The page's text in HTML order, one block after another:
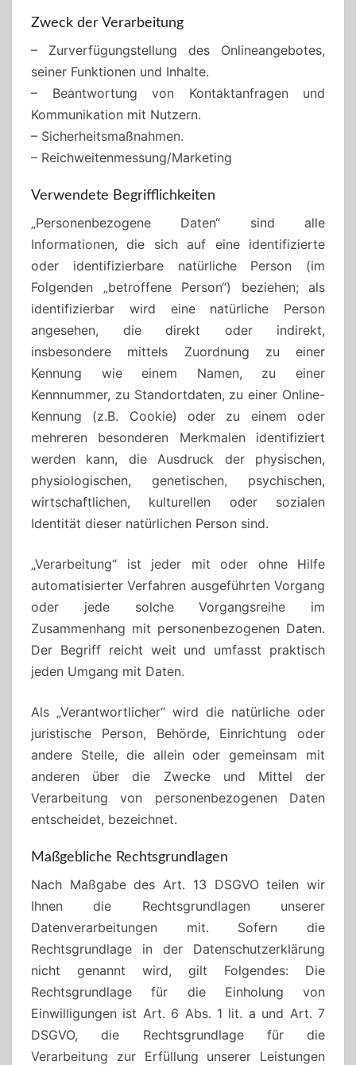
Zweck der Verarbeitung
– Zurverfügungstellung des Onlineangebotes,
seiner Funktionen und Inhalte.
– Beantwortung von Kontaktanfragen und
Kommunikation mit Nutzern.
– Sicherheitsmaßnahmen.
– Reichweitenmessung/Marketing
Verwendete Begrifflichkeiten
„Personenbezogene Daten“ sind alle
Informationen, die sich auf eine identifizierte
oder identifizierbare natürliche Person (im
Folgenden „betroffene Person“) beziehen; als
identifizierbar wird eine natürliche Person
angesehen, die direkt oder indirekt,
insbesondere mittels Zuordnung zu einer
Kennung wie einem Namen, zu einer
Kennnummer, zu Standortdaten, zu einer Online-
Kennung (z.B. Cookie) oder zu einem oder
mehreren besonderen Merkmalen identifiziert
werden kann, die Ausdruck der physischen,
physiologischen, genetischen, psychischen,
wirtschaftlichen, kulturellen oder sozialen
Identität dieser natürlichen Person sind.
„Verarbeitung“ ist jeder mit oder ohne Hilfe
automatisierter Verfahren ausgeführten Vorgang
oder jede solche Vorgangsreihe im
Zusammenhang mit personenbezogenen Daten.
Der Begriff reicht weit und umfasst praktisch
jeden Umgang mit Daten.
Als „Verantwortlicher“ wird die natürliche oder
juristische Person, Behörde, Einrichtung oder
andere Stelle, die allein oder gemeinsam mit
anderen über die Zwecke und Mittel der
Verarbeitung von personenbezogenen Daten
entscheidet, bezeichnet.
Maßgebliche Rechtsgrundlagen
Nach Maßgabe des Art. 13 DSGVO teilen wir
Ihnen die Rechtsgrundlagen unserer
Datenverarbeitungen mit. Sofern die
Rechtsgrundlage in der Datenschutzerklärung
nicht genannt wird, gilt Folgendes: Die
Rechtsgrundlage für die Einholung von
Einwilligungen ist Art. 6 Abs. 1 lit. a und Art. 7
DSGVO, die Rechtsgrundlage für die
Verarbeitung zur Erfüllung unserer Leistungen